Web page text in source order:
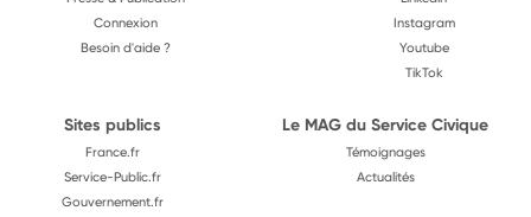
Connexion
Besoin d'aide ?
Instagram
Youtube
TikTok
Sites publics
France.fr
Service-Public.fr
Gouvernement.fr
Le MAG du Service Civique
Témoignages
Actualités